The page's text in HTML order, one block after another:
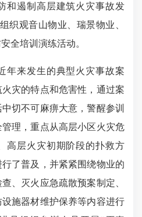
和遏制高层建筑火灾事故发
织观音山物业、瑞景物业、
全培训演练活动。
来发生的典型火灾事故案
灾的特点和危害性，通过案
切不可麻痹大意，警醒参训
理，重点从高层小区火灾危
高层火灾初期阶段的扑救方
了普及，并紧紧围绕物业的
、灭火应急疏散预案制定、
施器材维护保养等内容进行